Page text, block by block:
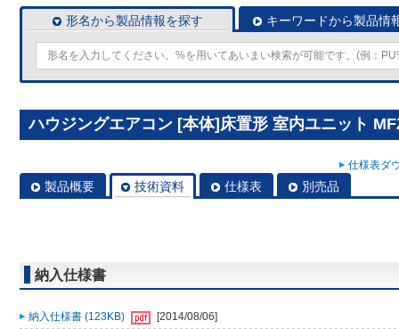
形名から製品情報を探す キーワードから製品情
ハウジングエアコン [本体]床置形 室内ユニット
仕様表ダ
製品概要 技術資料 仕様表 別売品
納入仕様書
納入仕様書 (123KB) [2014/08/06]